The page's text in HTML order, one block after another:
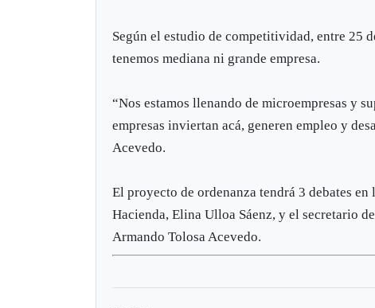
Según el estudio de competitividad, entre 25
tenemos mediana ni grande empresa.
“Nos estamos llenando de microempresas y
empresas inviertan acá, generen empleo y
Acevedo.
El proyecto de ordenanza tendrá 3 debates
Hacienda, Elina Ulloa Sáenz, y el secretario
Armando Tolosa Acevedo.